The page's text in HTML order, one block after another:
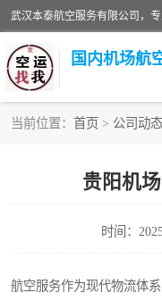
国内机场航
当前位置： 首页 > 公司动态
贵阳机
时间：
航空服务作为现代物流体